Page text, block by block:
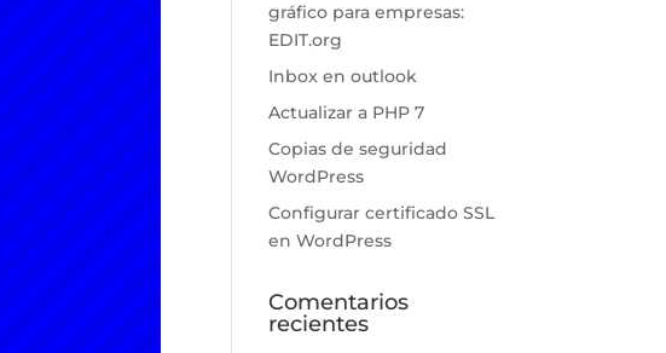
gráfico para empresas:
EDIT.org
Inbox en outlook
Actualizar a PHP 7
Copias de seguridad
WordPress
Configurar certificado SSL
en WordPress
Comentarios
recientes